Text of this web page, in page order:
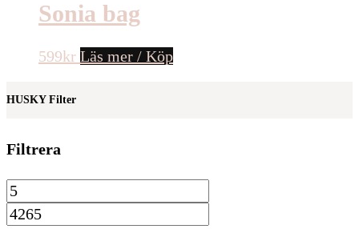
Sonia bag
599kr Läs mer / Köp
HUSKY Filter
Filtrera